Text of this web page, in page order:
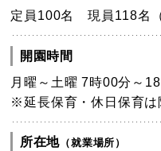
定員100名 現員118名
開園時間
月曜～土曜 7時00分～
※延長保育・休日保育は
所在地 （就業場所）